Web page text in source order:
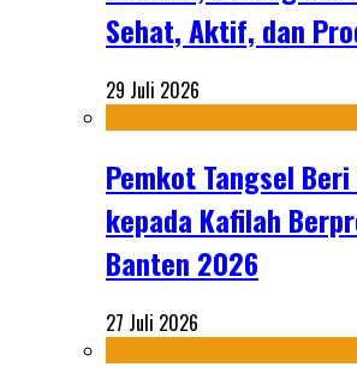
Sehat, Aktif, dan
29 Juli 2026
Pemkot Tangsel
kepada Kafilah
Banten 2026
27 Juli 2026